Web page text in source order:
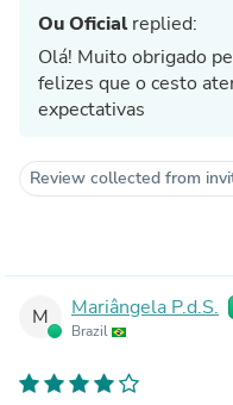
Ou Oficialreplied:
Olá! Muito obrigado
felizes que o cesto
expectativas
Review collected from
M Mariângela P.d.S.
Brazil